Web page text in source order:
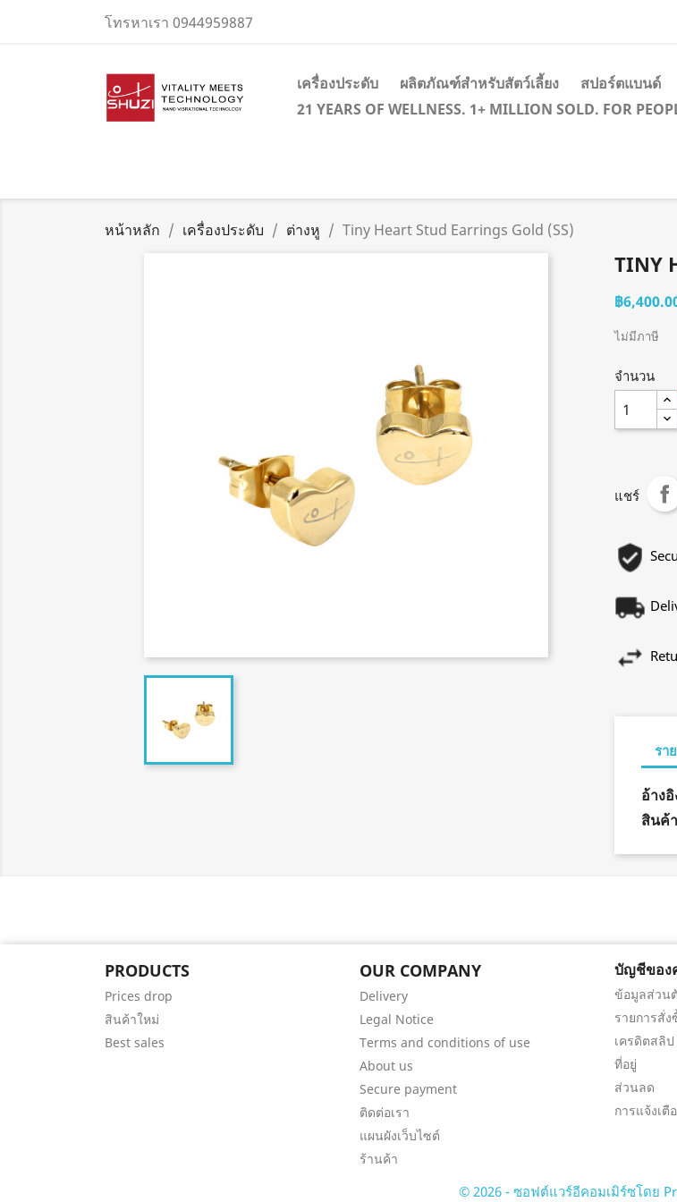
โทรหาเรา 0944959887
เครื่องประดับ ผลิตภัณฑ์สำหรับสัตว์เลี้ยง สปอร์ตแบนด์
21 YEARS OF WELLNESS. 1+ MILLION SOLD. FOR
หน้าหลัก เครื่องประดับ ต่างหู Tiny Heart Stud Earrings Gold (SS)
TINY
฿
ไม่มีภาษี
จำนวน
แชร์
รา
อ้างอิ
สินค้
PRODUCTS
Prices drop
สินค้าใหม่
Best sales
OUR COMPANY
Delivery
Legal Notice
Terms and conditions of use
About us
Secure payment
ติดต่อเรา
แผนผังเว็บไซต์
ร้านค้า
บัญชีขอ
ข้อมูลส่วน
รายการสั่ง
เครดิตสลิป
ที่อยู่
ส่วนลด
การแจ้งเ
© 2026 - ซอฟต์แวร์อีคอมเมิร์ซโดย